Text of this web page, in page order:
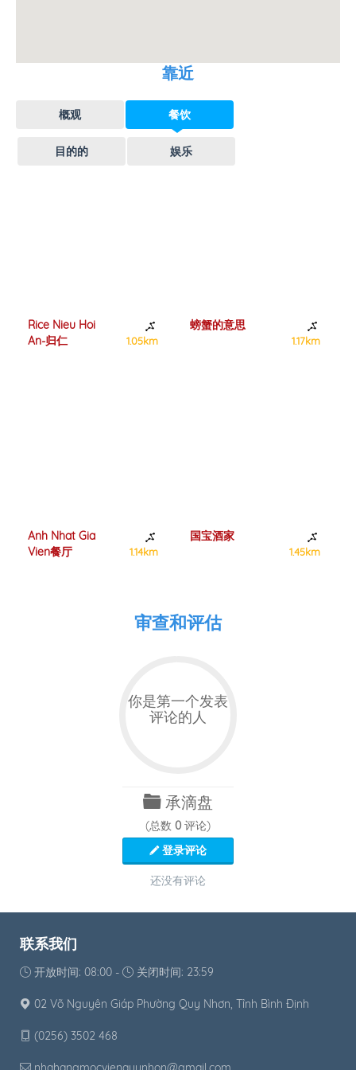
靠近
概观 餐饮
目的的 娱乐
Rice Nieu Hoi
An-归仁
1.05km
Anh Nhat Gia
Vien餐厅
1.14km
螃蟹的意思
1.17km
国宝酒家
1.45km
审查和评估
你是第一个发表
评论的人
承滴盘
(总数 0 评论)
登录评论
还没有评论
联系我们
开放时间: 08:00 - 关闭时间: 23:59
02 Võ Nguyên Giáp Phường Quy Nhơn, Tỉnh Bình Định
(0256) 3502 468